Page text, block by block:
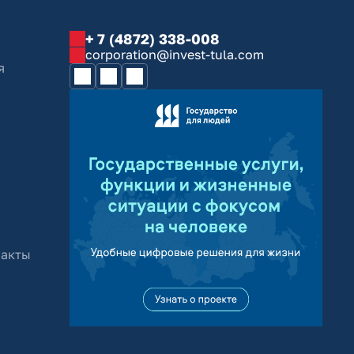
+ 7 (4872) 338-008
corporation@invest-tula.com